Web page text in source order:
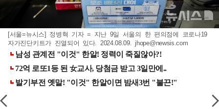
[서울=뉴시스] 정병혁 기자 = 지난 9일 서울의 한 편의점에 코로나19
자가진단키트가 진열되어 있다. 2024.08.09. jhope@newsis.com